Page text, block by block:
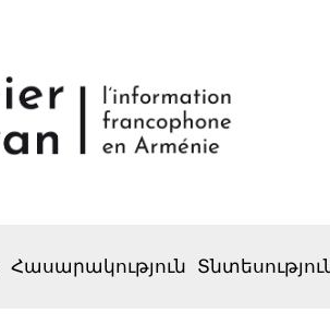
Հասարակություն